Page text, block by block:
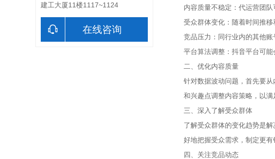
建工大厦11楼1117~1124
在线咨询
内容质量不稳定：代运营团
受众群体变化：随着时间推
竞品压力：同行业内的其他
平台算法调整：抖音平台可能
二、优化内容质量
针对数据波动问题，首先要
和兴趣点调整内容策略，以满
三、深入了解受众群体
了解受众群体的变化趋势是
好地把握受众需求，制定更有
四、关注竞品动态